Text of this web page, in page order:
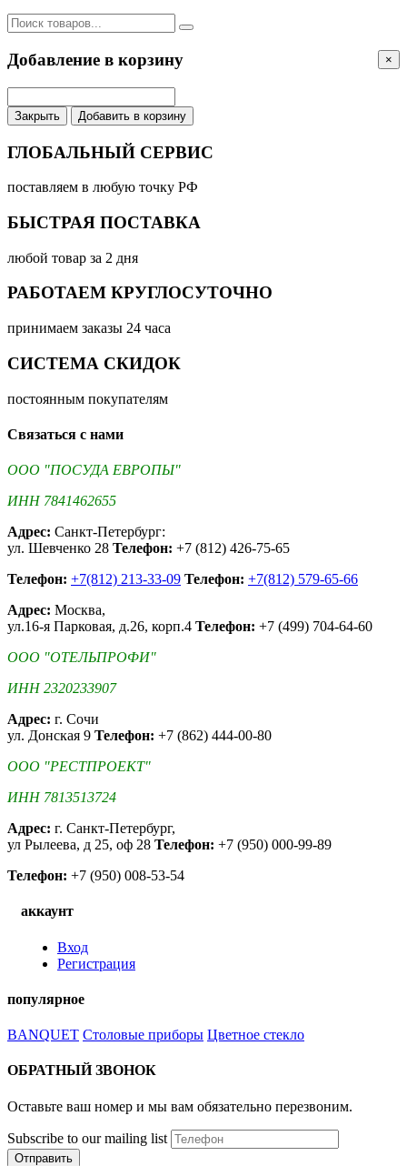
×
Добавление в корзину
Закрыть Добавить в корзину
ГЛОБАЛЬНЫЙ СЕРВИС
поставляем в любую точку РФ
БЫСТРАЯ ПОСТАВКА
любой товар за 2 дня
РАБОТАЕМ КРУГЛОСУТОЧНО
принимаем заказы 24 часа
СИСТЕМА СКИДОК
постоянным покупателям
Связаться с нами
ООО "ПОСУДА ЕВРОПЫ"
ИНН 7841462655
Адрес: Санкт-Петербург:
ул. Шевченко 28 Телефон: +7 (812) 426-75-65
Телефон: +7(812) 213-33-09 Телефон: +7(812) 579-65-66
Адрес: Москва,
ул.16-я Парковая, д.26, корп.4 Телефон: +7 (499) 704-64-60
ООО "ОТЕЛЬПРОФИ"
ИНН 2320233907
Адрес: г. Сочи
ул. Донская 9 Телефон: +7 (862) 444-00-80
ООО "РЕСТПРОЕКТ"
ИНН 7813513724
Адрес: г. Санкт-Петербург,
ул Рылеева, д 25, оф 28 Телефон: +7 (950) 000-99-89
Телефон: +7 (950) 008-53-54
аккаунт
Вход
Регистрация
популярное
BANQUET Столовые приборы Цветное стекло
ОБРАТНЫЙ ЗВОНОК
Оставьте ваш номер и мы вам обязательно перезвоним.
Subscribe to our mailing list